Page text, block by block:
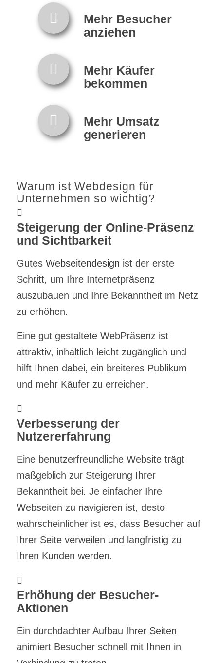
Mehr Besucher
anziehen
Mehr Käufer
bekommen
Mehr Umsatz
generieren
Warum ist Webdesign für
Unternehmen so wichtig?
Steigerung der Online-Präsenz
und Sichtbarkeit
Gutes Webseitendesign ist der erste
Schritt, um Ihre Internetpräsenz
auszubauen und Ihre Bekanntheit im Netz
zu erhöhen.
Eine gut gestaltete WebPräsenz ist
attraktiv, inhaltlich leicht zugänglich und
hilft Ihnen dabei, ein breiteres Publikum
und mehr Käufer zu erreichen.
Verbesserung der
Nutzererfahrung
Eine benutzerfreundliche Website trägt
maßgeblich zur Steigerung Ihrer
Bekanntheit bei. Je einfacher Ihre
Webseiten zu navigieren ist, desto
wahrscheinlicher ist es, dass Besucher auf
Ihrer Seite verweilen und langfristig zu
Ihren Kunden werden.
Erhöhung der Besucher-
Aktionen
Ein durchdachter Aufbau Ihrer Seiten
animiert Besucher schnell mit Ihnen in